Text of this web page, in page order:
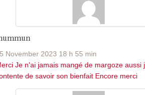
November 2023 18 h 55 min
Je n'ai jamais mangé de margoze aussi
de savoir son bienfait Encore merci